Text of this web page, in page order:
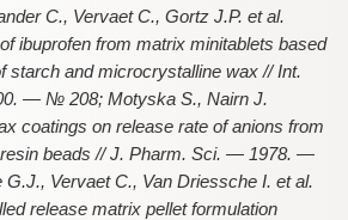
C., Vervaet C., Gortz J.P. et al.
ibuprofen from matrix minitablets based
starch and microcrystalline wax // Int.
— № 208; Motyska S., Nairn J.
coatings on release rate of anions from
beads // J. Pharm. Sci. — 1978. —
Vervaet C., Van Driessche I. et al.
release matrix pellet formulation